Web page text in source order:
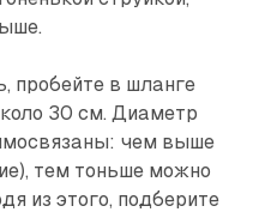
пробейте в шланге
30 см. Диаметр
чем выше
тем тоньше можно
из этого, подберите